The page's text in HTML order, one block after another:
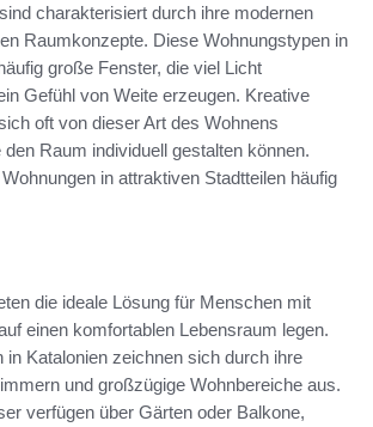
charakterisiert durch ihre modernen
Raumkonzepte. Diese Wohnungstypen in
große Fenster, die viel Licht
Gefühl von Weite erzeugen. Kreative
oft von dieser Art des Wohnens
Raum individuell gestalten können.
in attraktiven Stadtteilen häufig
die ideale Lösung für Menschen mit
einen komfortablen Lebensraum legen.
in Katalonien zeichnen sich durch ihre
und großzügige Wohnbereiche aus.
verfügen über Gärten oder Balkone,